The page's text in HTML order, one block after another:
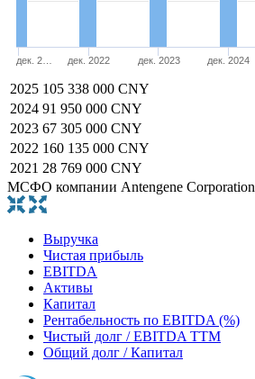
дек. 2… дек. 2022 дек. 2023 дек. 2024
2025 105 338 000 CNY
2024 91 950 000 CNY
2023 67 305 000 CNY
2022 160 135 000 CNY
2021 28 769 000 CNY
МСФО компании Antengene Corporation
Выручка
Чистая прибыль
EBITDA
Активы
Капитал
Рентабельность по EBITDA (%)
Чистый долг / EBITDA TTM
Общий долг / Капитал